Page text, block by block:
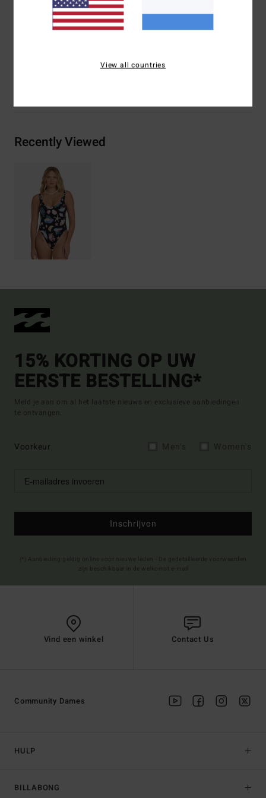
Metalen logoplaatje
Samenstelling[Hoofdstof] 78% gerecycled nylon, 22%
Recently Viewed
15% KORTING OP UW
EERSTE BESTELLING*
Meld je aan om al het laatste nieuws en exclusieve aanbiedingen
te ontvangen.
Voorkeur
Inschrijven
Vind een winkel Contact Us
HULP
BILLABONG
Community Dames
View all countries